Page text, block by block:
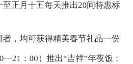
正月十五每天推出20间特惠标
者，均可获得精美春节礼品一份
：00）推出“吉祥”年夜饭：